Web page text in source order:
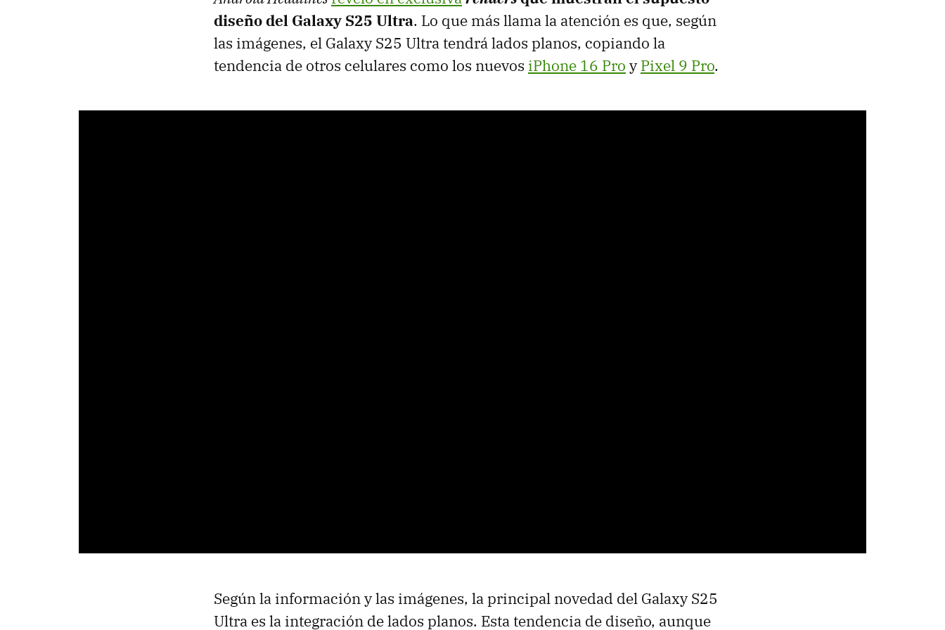
diseño del Galaxy S25 Ultra. Lo que más llama la atención es que, según
las imágenes, el Galaxy S25 Ultra tendrá lados planos, copiando la
tendencia de otros celulares como los nuevos iPhone 16 Pro yPixel 9 Pro.
Según la información y las imágenes, la principal novedad del Galaxy S25
Ultra es la integración de lados planos. Esta tendencia de diseño, aunque